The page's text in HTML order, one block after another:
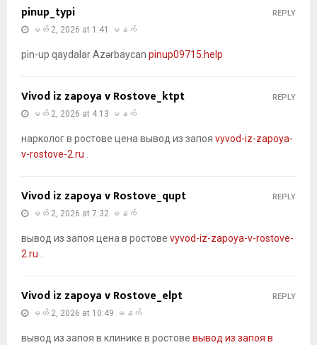
pinup_typi
မတ် 2, 2026 at 1:41 မနက်
pin-up qaydalar Azərbaycan pinup09715.help
REPLY
Vivod iz zapoya v Rostove_ktpt
မတ် 2, 2026 at 4:13 မနက်
нарколог в ростове цена вывод из запоя vyvod-iz-zapoya-
v-rostove-2.ru .
REPLY
Vivod iz zapoya v Rostove_qupt
မတ် 2, 2026 at 7:32 မနက်
вывод из запоя цена в ростове vyvod-iz-zapoya-v-rostove-
2.ru .
REPLY
Vivod iz zapoya v Rostove_elpt
မတ် 2, 2026 at 10:49 မနက်
вывод из запоя в клинике в ростове вывод из запоя в
REPLY